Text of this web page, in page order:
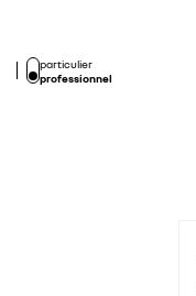
particulier
professionnel